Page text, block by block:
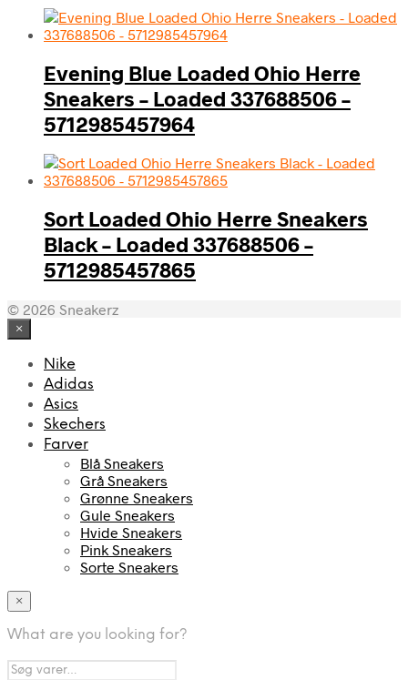
Evening Blue Loaded Ohio Herre
Sneakers – Loaded 337688506 –
5712985457964
Sort Loaded Ohio Herre Sneakers
Black – Loaded 337688506 –
5712985457865
© 2026 Sneakerz
×
Nike
Adidas
Asics
Skechers
Farver
Blå Sneakers
Grå Sneakers
Grønne Sneakers
Gule Sneakers
Hvide Sneakers
Pink Sneakers
Sorte Sneakers
×
What are you looking for?